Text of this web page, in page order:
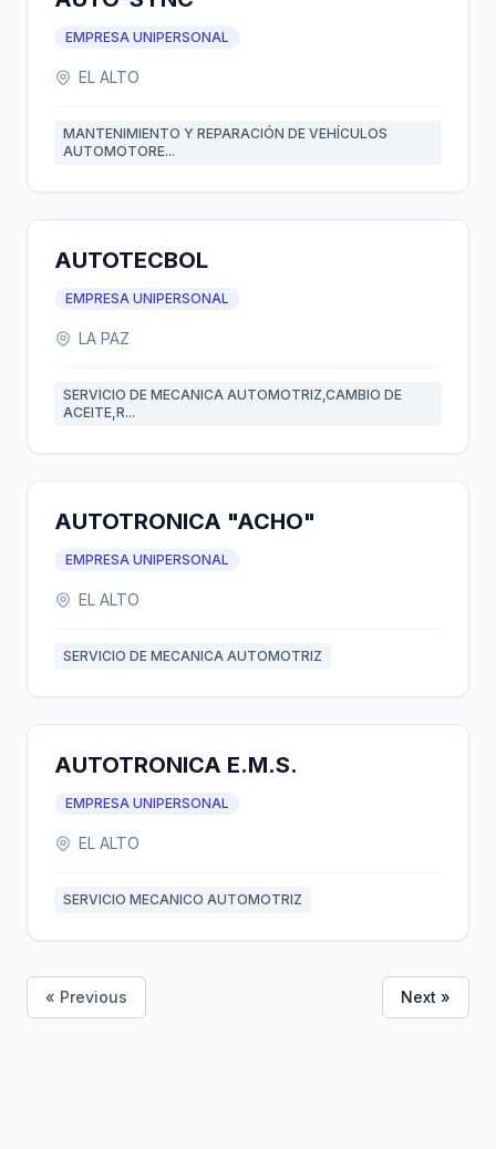
EMPRESA UNIPERSONAL
EL ALTO
MANTENIMIENTO Y REPARACIÓN DE VEHÍCULOS
AUTOMOTORE...
AUTOTECBOL
EMPRESA UNIPERSONAL
LA PAZ
SERVICIO DE MECANICA AUTOMOTRIZ,CAMBIO DE
ACEITE,R...
AUTOTRONICA "ACHO"
EMPRESA UNIPERSONAL
EL ALTO
SERVICIO DE MECANICA AUTOMOTRIZ
AUTOTRONICA E.M.S.
EMPRESA UNIPERSONAL
EL ALTO
SERVICIO MECANICO AUTOMOTRIZ
« Previous Next »